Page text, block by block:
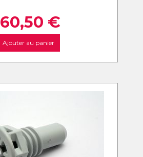
60,50 €
Ajouter au panier